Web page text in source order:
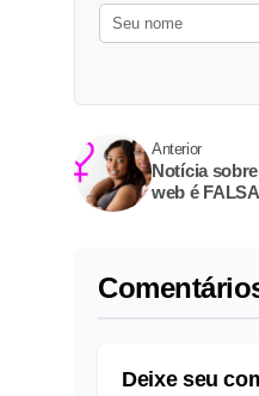
Anterior
Notícia
web é FALSA
Deixe seu